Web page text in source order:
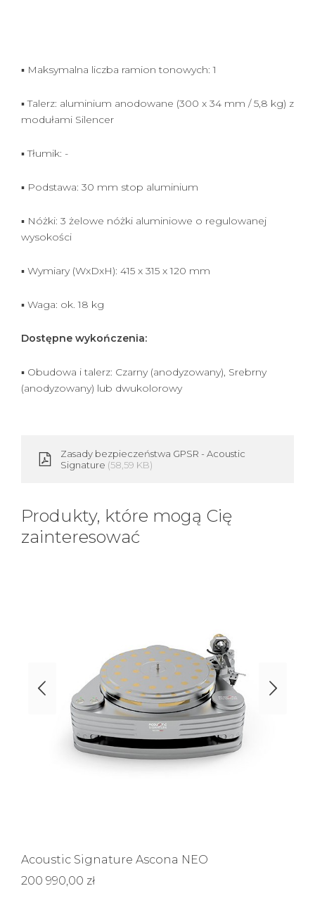
▪ Maksymalna liczba ramion tonowych: 1
▪ Talerz: aluminium anodowane (300 x 34 mm / 5,8 kg) z
modułami Silencer
▪ Tłumik: -
▪ Podstawa: 30 mm stop aluminium
▪ Nóżki: 3 żelowe nóżki aluminiowe o regulowanej
wysokości
▪ Wymiary (WxDxH): 415 x 315 x 120 mm
▪ Waga: ok. 18 kg
Dostępne wykończenia:
▪ Obudowa i talerz: Czarny (anodyzowany), Srebrny
(anodyzowany) lub dwukolorowy
Zasady bezpieczeństwa GPSR - Acoustic
Signature (58,59 KB)
Produkty, które mogą Cię
zainteresować
Acoustic Signature Ascona NEO
200 990,00 zł